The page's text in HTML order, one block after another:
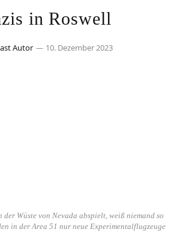
in Roswell
Autor 10. Dezember 2023
der Wüste von Nevada abspielt, weiß nie­mand so
in der Area 51 nur neue Experimen­talflugzeuge